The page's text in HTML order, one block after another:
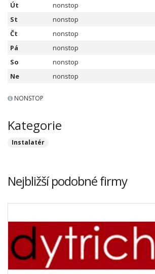
Út
nonstop
St
nonstop
Čt
nonstop
Pá
nonstop
So
nonstop
Ne
nonstop
NONSTOP
Kategorie
Instalatér
Nejbližší podobné firmy